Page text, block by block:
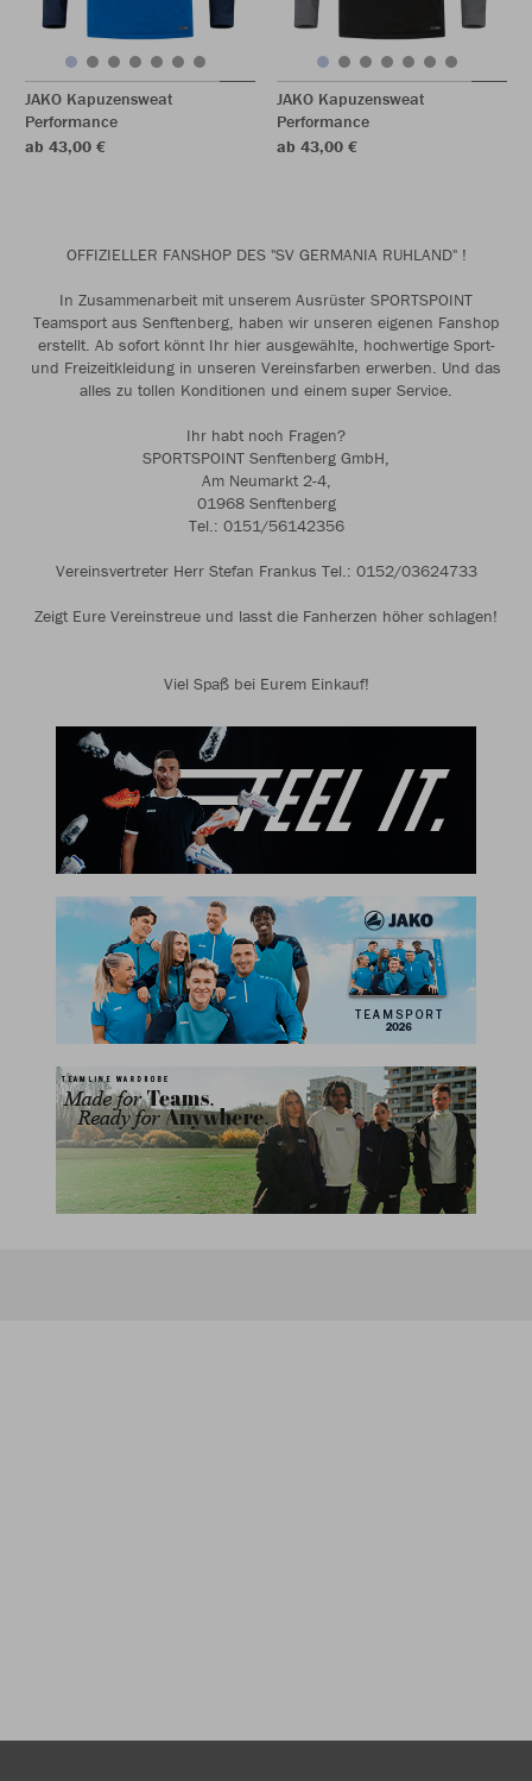
JAKO Kapuzensweat
Performance
ab 43,00 €
JAKO Kapuzensweat
Performance
ab 43,00 €
OFFIZIELLER FANSHOP DES "SV GERMANIA RUHLAND" !
In Zusammenarbeit mit unserem Ausrüster SPORTSPOINT
Teamsport aus Senftenberg, haben wir unseren eigenen Fanshop
erstellt. Ab sofort könnt Ihr hier ausgewählte, hochwertige Sport-
und Freizeitkleidung in unseren Vereinsfarben erwerben. Und das
alles zu tollen Konditionen und einem super Service.
Ihr habt noch Fragen?
SPORTSPOINT Senftenberg GmbH,
Am Neumarkt 2-4,
01968 Senftenberg
Tel.: 0151/56142356
Vereinsvertreter Herr Stefan Frankus Tel.: 0152/03624733
Zeigt Eure Vereinstreue und lasst die Fanherzen höher schlagen!
Viel Spaß bei Eurem Einkauf!